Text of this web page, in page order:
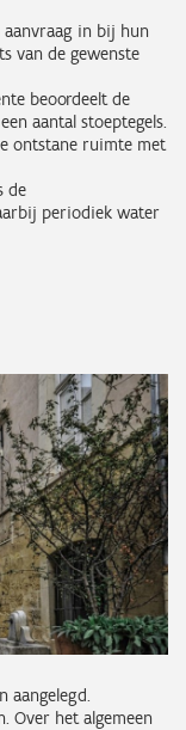
aanvraag in bij hun
van de gewenste
beoordeelt de
aantal stoeptegels.
ontstane ruimte met
de
periodiek water
aangelegd.
Over het algemeen